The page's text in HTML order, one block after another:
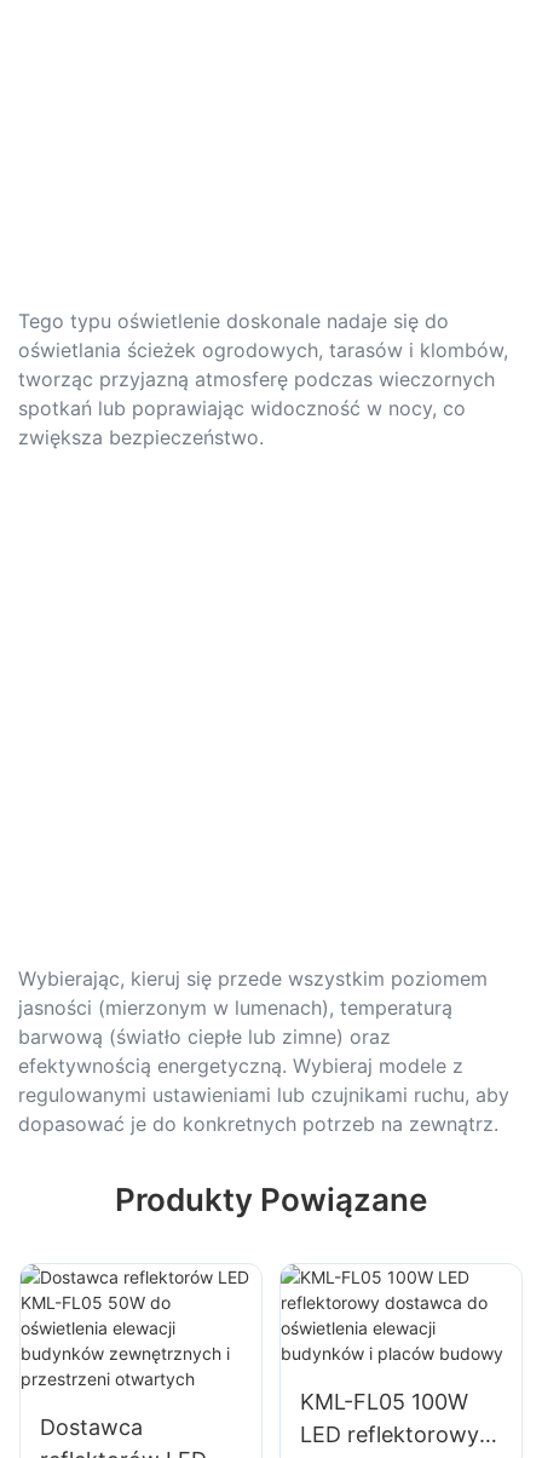
Tego typu oświetlenie doskonale nadaje się do
oświetlania ścieżek ogrodowych, tarasów i klombów,
tworząc przyjazną atmosferę podczas wieczornych
spotkań lub poprawiając widoczność w nocy, co
zwiększa bezpieczeństwo.
Wybierając, kieruj się przede wszystkim poziomem
jasności (mierzonym w lumenach), temperaturą
barwową (światło ciepłe lub zimne) oraz
efektywnością energetyczną. Wybieraj modele z
regulowanymi ustawieniami lub czujnikami ruchu, aby
dopasować je do konkretnych potrzeb na zewnątrz.
Produkty Powiązane
Dostawca
KML-FL05 100W
LED reflektorowy